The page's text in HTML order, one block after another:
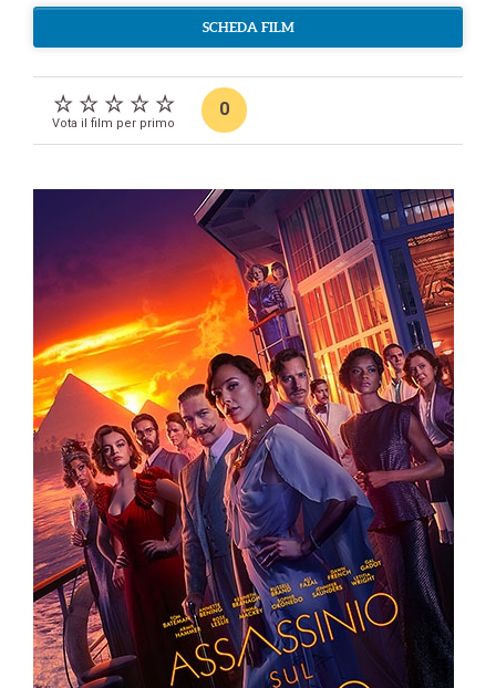
SCHEDA FILM
Vota il film per primo
0